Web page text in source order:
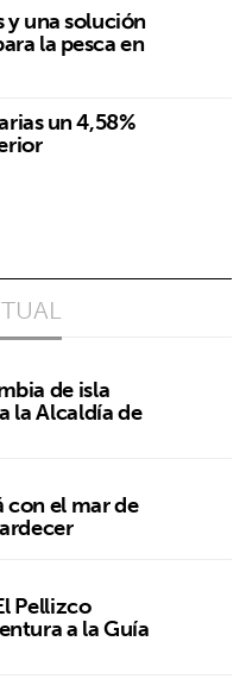
y una solución
la pesca en
un 4,58%
de isla
la Alcaldía de
con el mar de
Pellizco
a la Guía